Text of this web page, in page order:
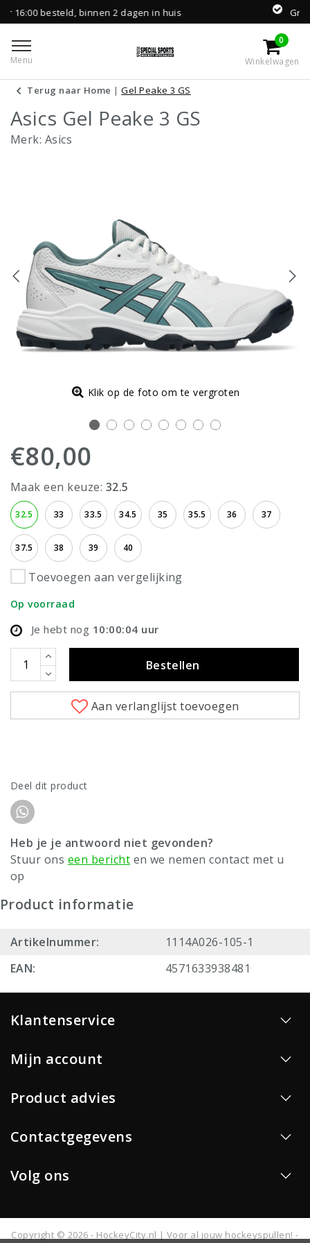
binnen 2 dagen in huis Gratis levering
Menu
0
Winkelwagen
Terug naar Home |Gel Peake 3 GS
Asics Gel Peake 3 GS
Merk: Asics
Klik op de foto om te vergroten
€80,00
Maak een keuze: 32.5
32.5 33 33.5 34.5 35 35.5 36 37
37.5 38 39 40
Toevoegen aan vergelijking
Op voorraad
Je hebt nog 10:00:04 uur
Bestellen
Aan verlanglijst toevoegen
Deel dit product
Heb je je antwoord niet gevonden?
Stuur ons een bericht en we nemen contact met u
op
Product informatie
Artikelnummer:
1114A026-105-1
EAN:
4571633938481
Klantenservice
Mijn account
Product advies
Contactgegevens
Volg ons
Copyright © 2026 - HockeyCity.nl | Voor al jouw hockeyspullen! -